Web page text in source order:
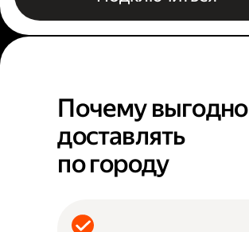
Почему выгодно
доставлять
по городу